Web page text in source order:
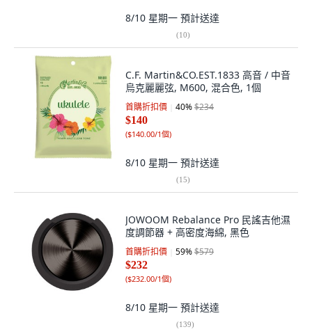
8/10 星期一 預計送達
(10)
C.F. Martin&CO.EST.1833 高音 / 中音
烏克麗麗弦, M600, 混合色, 1個
首購折扣價 40%$234
$140
($140.00/1個)
8/10 星期一 預計送達
(15)
JOWOOM Rebalance Pro 民謠吉他濕
度調節器 + 高密度海綿, 黑色
首購折扣價 59%$579
$232
($232.00/1個)
8/10 星期一 預計送達
(139)